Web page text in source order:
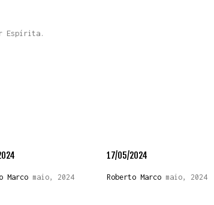
Espírita.
Marcomaio, 2024
17/05/2024
Roberto Marco maio, 2024